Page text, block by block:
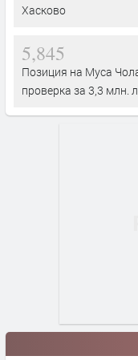
Хасково
5,845
Позиция на Муса
проверка за 3,3 млн.